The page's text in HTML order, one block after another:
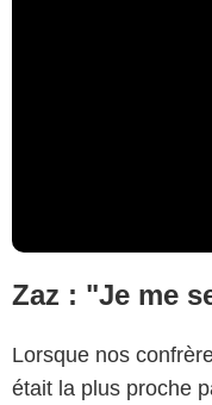
Zaz : "Je me
Lorsque nos
était la plus proche